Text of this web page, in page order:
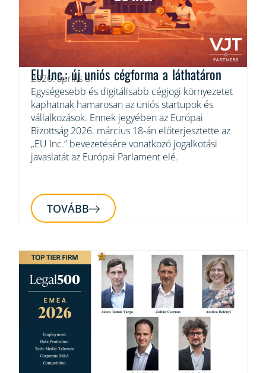
EU Inc.: új uniós cégforma a láthatáron
2026. április 8.
Egységesebb és digitálisabb cégjogi környezetet
kaphatnak hamarosan az uniós startupok és
vállalkozások. Ennek jegyében az Európai
Bizottság 2026. március 18-án előterjesztette az
„EU Inc.” bevezetésére vonatkozó jogalkotási
javaslatát az Európai Parlament elé.
TOVÁBB